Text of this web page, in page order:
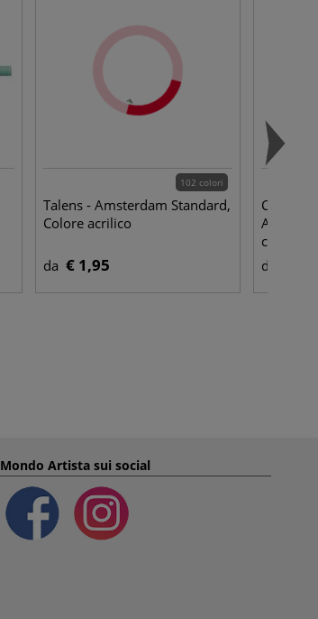
102 colori
Talens - Amsterdam Standard,
Colore acrilico
da € 1,95
Album
da
Mondo Artista sui social